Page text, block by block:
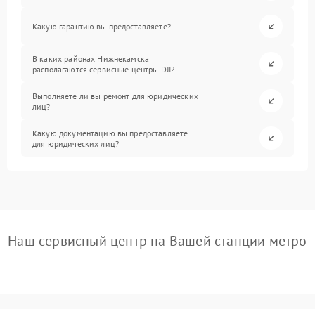
Какую гарантию вы предоставляете?
В каких районах Нижнекамска
располагаются сервисные центры DJI?
Выполняете ли вы ремонт для юридических
лиц?
Какую документацию вы предоставляете
для юридических лиц?
Наш сервисный центр на Вашей станции метро